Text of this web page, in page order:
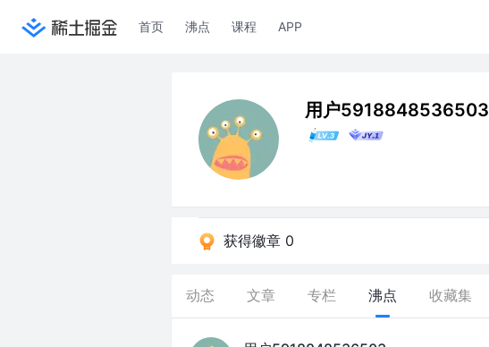
首页 沸点 课程 APP
用户5918848536503
获得徽章 0
动态 文章 专栏 沸点 收藏集